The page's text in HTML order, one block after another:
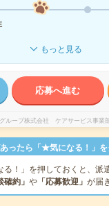
もっと見る
応募へ進む
ループ株式会社 ケアサービス事業
ったら「★気になる！」を
る！」を押しておくと、派
確約」 や 「応募歓迎」 が届